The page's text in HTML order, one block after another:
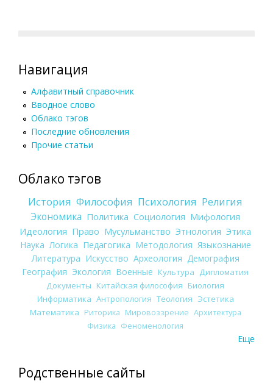
Навигация
Алфавитный справочник
Вводное слово
Облако тэгов
Последние обновления
Прочие статьи
Облако тэгов
История Философия Психология Религия
Экономика Политика Социология Мифология
Идеология Право Мусульманство Этнология Этика
Наука Логика Педагогика Методология Языкознание
Литература Искусство Археология Демография
География Экология Военные Культура
Дипломатия
Документы Китайская философия Биология
Информатика Антропология Теология Эстетика
Математика Риторика Мировоззрение Архитектура
Физика Феноменология
Еще
Родственные сайты